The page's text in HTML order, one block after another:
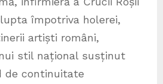
împotriva holerei,
artiști români,
stil național susținut
de continuitate